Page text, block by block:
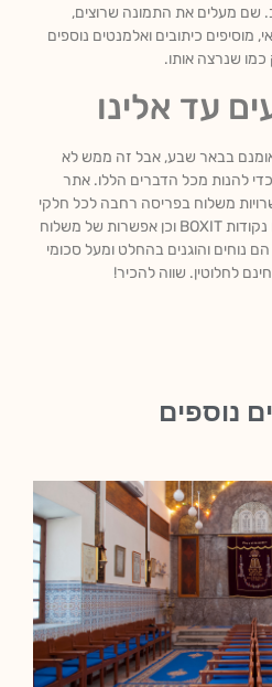
שם מעלים את התמונה שרוצים,
מוסיפים כיתובים ואלמנטים נוספים
שנרצה אותו.
עד אלינו
אומנם בבאר שבע, אבל זה ממש לא
להנות מכל הדברים הללו. אתר
משלוח בפריסה רחבה לכל חלקי
הארץ לנקודות איסוף בחנויות או נקודות BOXIT וכן אפשרות של משלוח
נוחים והוגנים בהחלט ומעל סכומי
לחלוטין. שווה להכיר!
נוספים